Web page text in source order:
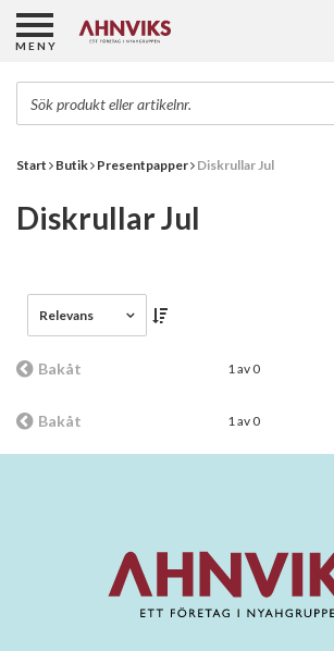
Start Butik Presentpapper Diskrullar Jul
Diskrullar Jul
Relevans
Bakåt 1 av 0
Bakåt 1 av 0
MENY